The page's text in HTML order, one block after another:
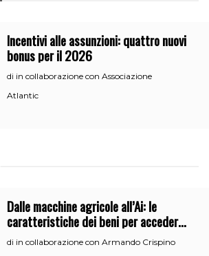
Incentivi alle assunzioni: quattro nuovi
bonus per il 2026
di in collaborazione con Associazione
Atlantic
Dalle macchine agricole all’Ai: le
caratteristiche dei beni per accedere
all’iperammortamento
di in collaborazione con Armando Crispino